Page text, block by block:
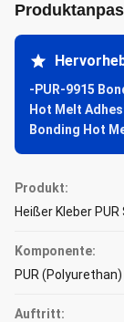
-PUR-9915
Hot Melt
Bonding Hot
Produkt:
Heißer Kleber
Komponente:
PUR (Polyurethan)
Auftritt: